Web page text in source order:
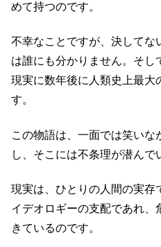
めて持つのです。
不幸なことですが、決してな
は誰にも分かりません。そし
現実に数年後に人類史上最大
す。
この物語は、一面では笑い
し、そこには不条理が潜んで
現実は、ひとりの人間の実存
イデオロギーの支配であれ、
きているのです。